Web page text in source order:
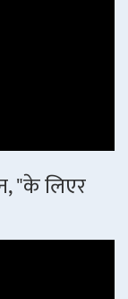
"के लिएर